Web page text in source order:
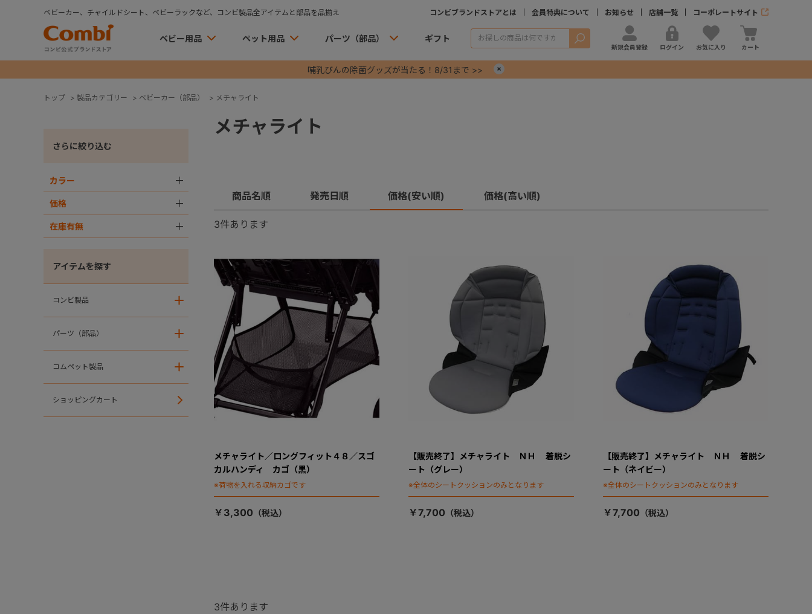
ベビーカー、チャイルドシート、ベビーラックなど、コンビ製品全アイテムと部品を品揃え コンビブランドストアとは 会員特典について お知らせ 店舗一覧 コーポレートサイト
ベビー用品 ペット用品 パーツ（部品） ギフト 検索
新規会員登録 ログイン お気に入り カート
哺乳びんの除菌グッズが当たる！8/31まで >>
トップ > 製品カテゴリー > ベビーカー（部品） > メチャライト
さらに絞り込む
カラー
価格
在庫有無
アイテムを探す
コンビ製品
パーツ（部品）
コムペット製品
ショッピングカート
メチャライト
商品名順 発売日順 価格(安い順) 価格(高い順)
3件あります
メチャライト／ロングフィット４８／スゴ
カルハンディ カゴ（黒）
※荷物を入れる収納カゴです
￥3,300
【販売終了】メチャライト ＮＨ 着脱シ
ート（グレー）
※全体のシートクッションのみとなります
￥7,700
【販売終了】メチャライト ＮＨ 着脱シ
ート（ネイビー）
※全体のシートクッションのみとなります
￥7,700
3件あります